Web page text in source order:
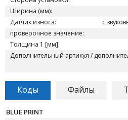
Ширина (мм):
Датчик износа:
с
проверочное значение:
Толщина 1 [мм]:
Дополнительный артикул /
Коды Файлы
BLUE PRINT